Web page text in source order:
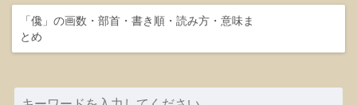
「儳」の画数・部首・書き順・読み方・意味ま
とめ